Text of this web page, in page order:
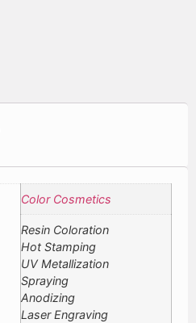
Color Cosmetics
Resin Coloration
Hot Stamping
UV Metallization
Spraying
Anodizing
Laser Engraving